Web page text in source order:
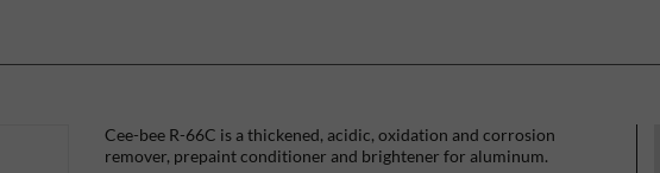
Cee-bee R-66C is a thickened, acidic, oxidation and corrosion
remover, prepaint conditioner and brightener for aluminum.